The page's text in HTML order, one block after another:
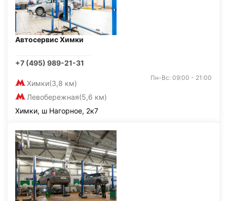
Автосервис Химки
+7 (495) 989-21-31
Химки(3,8 км)
Левобережная(5,6 км)
Пн-Вс: 09:00 - 21:00
Химки, ш Нагорное, 2к7